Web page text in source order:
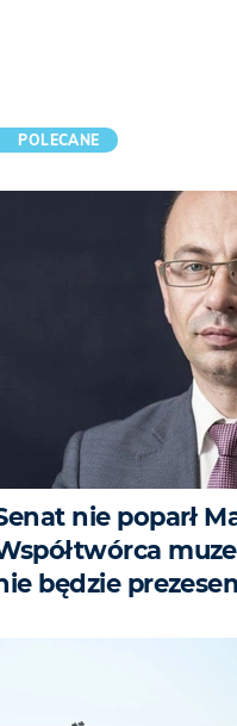
POLECANE
nie poparł
będzie